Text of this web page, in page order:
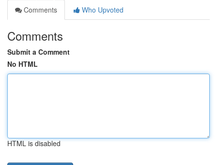
Comments
Who Upvoted
Comments
Submit a Comment
No HTML
HTML is disabled